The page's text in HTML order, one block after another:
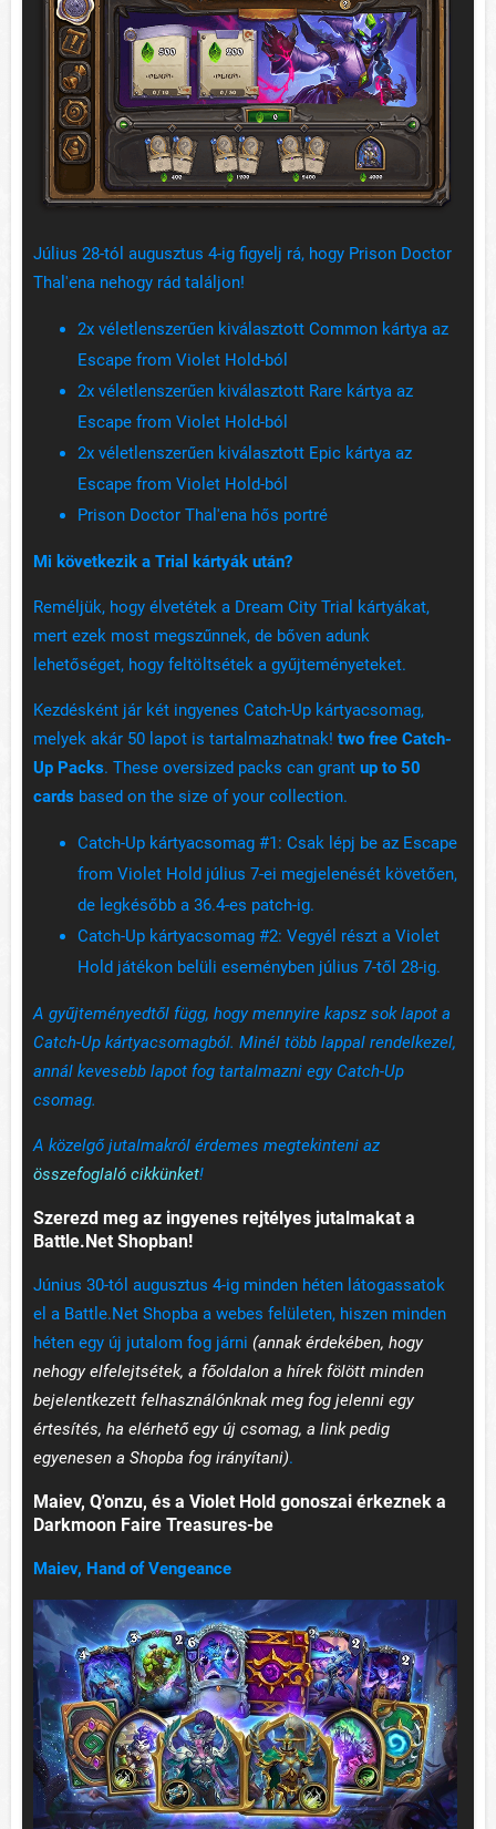
Július 28-tól augusztus 4-ig figyelj rá, hogy Prison Doctor
Thal'ena nehogy rád találjon!
2x véletlenszerűen kiválasztott Common kártya az
Escape from Violet Hold-ból
2x véletlenszerűen kiválasztott Rare kártya az
Escape from Violet Hold-ból
2x véletlenszerűen kiválasztott Epic kártya az
Escape from Violet Hold-ból
Prison Doctor Thal'ena hős portré
Mi következik a Trial kártyák után?
Reméljük, hogy élvetétek a Dream City Trial kártyákat,
mert ezek most megszűnnek, de bőven adunk
lehetőséget, hogy feltöltsétek a gyűjteményeteket.
Kezdésként jár két ingyenes Catch-Up kártyacsomag,
melyek akár 50 lapot is tartalmazhatnak! two free Catch-
Up Packs. These oversized packs can grant up to 50
cards based on the size of your collection.
Catch-Up kártyacsomag #1: Csak lépj be az Escape
from Violet Hold július 7-ei megjelenését követően,
de legkésőbb a 36.4-es patch-ig.
Catch-Up kártyacsomag #2: Vegyél részt a Violet
Hold játékon belüli eseményben július 7-től 28-ig.
A gyűjteményedtől függ, hogy mennyire kapsz sok lapot a
Catch-Up kártyacsomagból. Minél több lappal rendelkezel,
annál kevesebb lapot fog tartalmazni egy Catch-Up
csomag.
A közelgő jutalmakról érdemes megtekinteni az
összefoglaló cikkünket!
Szerezd meg az ingyenes rejtélyes jutalmakat a
Battle.Net Shopban!
Június 30-tól augusztus 4-ig minden héten látogassatok
el a Battle.Net Shopba a webes felületen, hiszen minden
héten egy új jutalom fog járni (annak érdekében, hogy
nehogy elfelejtsétek, a főoldalon a hírek fölött minden
bejelentkezett felhasználónknak meg fog jelenni egy
értesítés, ha elérhető egy új csomag, a link pedig
egyenesen a Shopba fog irányítani).
Maiev, Q'onzu, és a Violet Hold gonoszai érkeznek a
Darkmoon Faire Treasures-be
Maiev, Hand of Vengeance